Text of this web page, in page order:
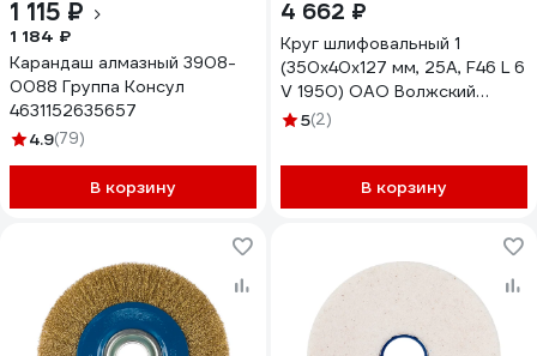
1 115 ₽
1 184 ₽
Карандаш алмазный 3908-
0088 Группа Консул
4631152635657
4.9(79)
В корзину
4 662 ₽
Круг шлифовальный 1
(350x40x127 мм, 25А, F46 L 6
V 1950) ОАО Волжский
абразивный завод Н0018453
5(2)
В корзину